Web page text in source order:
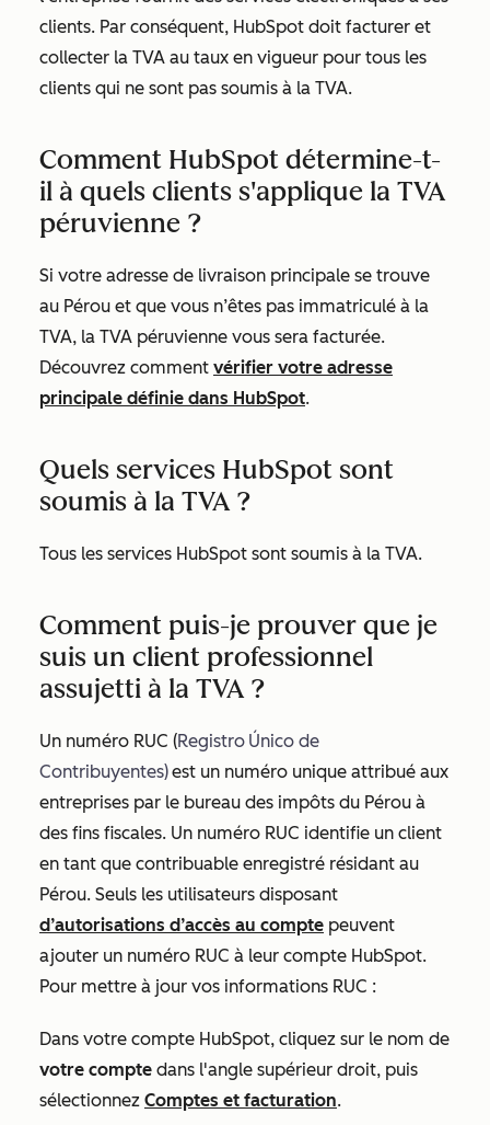
clients. Par conséquent, HubSpot doit facturer et
collecter la TVA au taux en vigueur pour tous les
clients qui ne sont pas soumis à la TVA.
Comment HubSpot détermine-t-
il à quels clients s'applique la TVA
péruvienne ?
Si votre adresse de livraison principale se trouve
au Pérou et que vous n’êtes pas immatriculé à la
TVA, la TVA péruvienne vous sera facturée.
Découvrez comment vérifier votre adresse
principale définie dans HubSpot.
Quels services HubSpot sont
soumis à la TVA ?
Tous les services HubSpot sont soumis à la TVA.
Comment puis-je prouver que je
suis un client professionnel
assujetti à la TVA ?
Un numéro RUC (Registro Único de
Contribuyentes)est un numéro unique attribué aux
entreprises par le bureau des impôts du Pérou à
des fins fiscales. Un numéro RUC identifie un client
en tant que contribuable enregistré résidant au
Pérou. Seuls les utilisateurs disposant
d’autorisations d’accès au compte peuvent
ajouter un numéro RUC à leur compte HubSpot.
Pour mettre à jour vos informations RUC :
Dans votre compte HubSpot, cliquez sur le nom de
votre compte dans l'angle supérieur droit, puis
sélectionnez Comptes et facturation.